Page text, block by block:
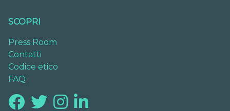
SCOPRI
Press Room
Contatti
Codice etico
FAQ